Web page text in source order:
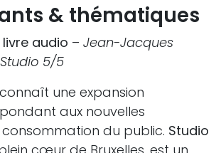
& thématiques
livre audio – Jean-Jacques
5/5
connaît une expansion
aux nouvelles
du public. Studio